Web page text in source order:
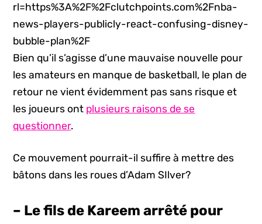
rl=https%3A%2F%2Fclutchpoints.com%2Fnba-
news-players-publicly-react-confusing-disney-
bubble-plan%2F
Bien qu’il s’agisse d’une mauvaise nouvelle pour
les amateurs en manque de basketball, le plan de
retour ne vient évidemment pas sans risque et
les joueurs ont plusieurs raisons de se
questionner.
Ce mouvement pourrait-il suffire à mettre des
bâtons dans les roues d’Adam SIlver?
– Le fils de Kareem arrêté pour